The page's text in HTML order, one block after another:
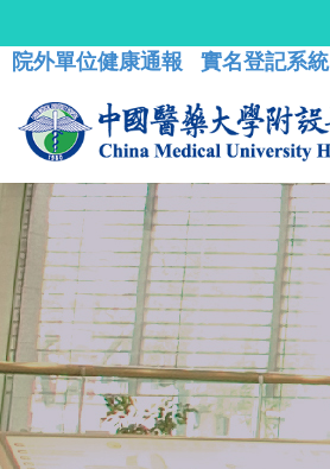
院外單位健康通報 實名登記系統